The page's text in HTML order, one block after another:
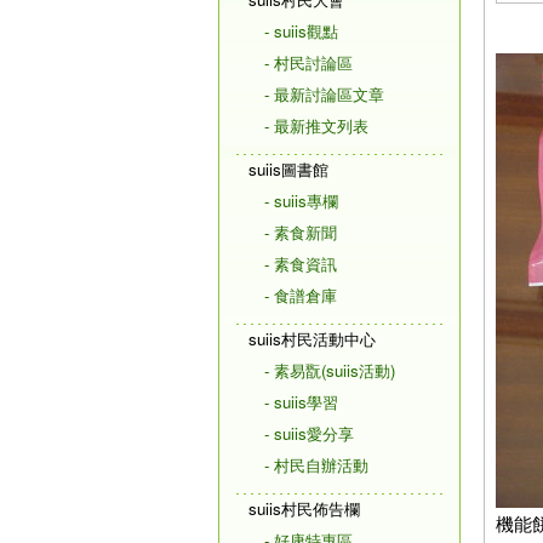
- suiis觀點
- 村民討論區
- 最新討論區文章
- 最新推文列表
suiis圖書館
- suiis專欄
- 素食新聞
- 素食資訊
- 食譜倉庫
suiis村民活動中心
- 素易翫(suiis活動)
- suiis學習
- suiis愛分享
- 村民自辦活動
suiis村民佈告欄
機能